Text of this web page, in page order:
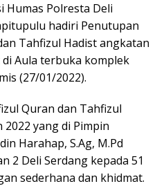
Humas Polresta Deli
hadiri Penutupan
Tahfizul Hadist angkatan
Aula terbuka komplek
(27/01/2022).
Quran dan Tahfizul
yang di Pimpin
Harahap, S.Ag, M.Pd
2 Deli Serdang kepada 51
sederhana dan khidmat.